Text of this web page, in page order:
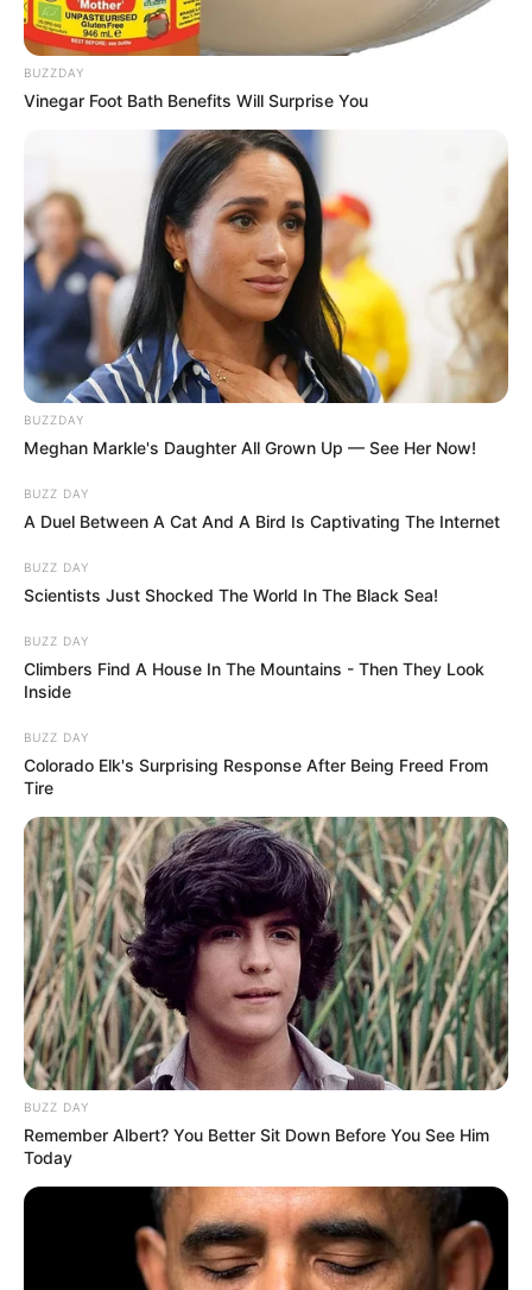
BUZZDAY
Vinegar Foot Bath Benefits Will Surprise You
BUZZDAY
Meghan Markle's Daughter All Grown Up — See Her Now!
BUZZ DAY
A Duel Between A Cat And A Bird Is Captivating The Internet
BUZZ DAY
Scientists Just Shocked The World In The Black Sea!
BUZZ DAY
Climbers Find A House In The Mountains - Then They Look
Inside
BUZZ DAY
Colorado Elk's Surprising Response After Being Freed From
Tire
BUZZ DAY
Remember Albert? You Better Sit Down Before You See Him
Today